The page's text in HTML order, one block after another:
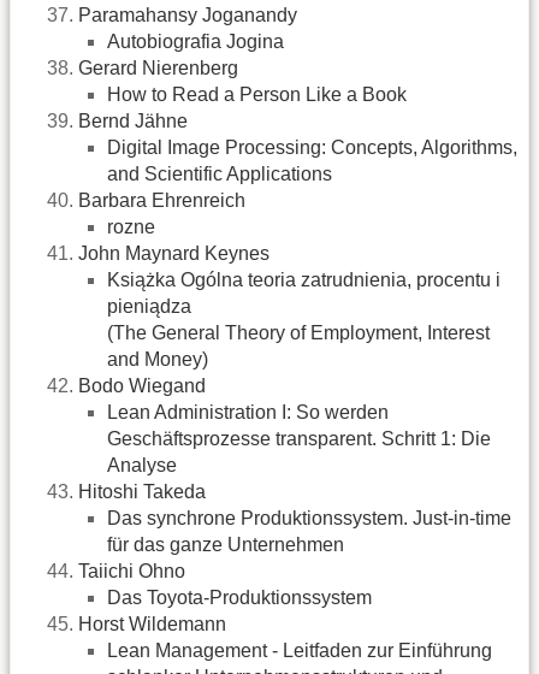
Paramahansy Joganandy
Autobiografia Jogina
Gerard Nierenberg
How to Read a Person Like a Book
Bernd Jähne
Digital Image Processing: Concepts, Algorithms,
and Scientific Applications
Barbara Ehrenreich
rozne
John Maynard Keynes
Książka Ogólna teoria zatrudnienia, procentu i
pieniądza
(The General Theory of Employment, Interest
and Money)
Bodo Wiegand
Lean Administration I: So werden
Geschäftsprozesse transparent. Schritt 1: Die
Analyse
Hitoshi Takeda
Das synchrone Produktionssystem. Just-in-time
für das ganze Unternehmen
Taiichi Ohno
Das Toyota-Produktionssystem
Horst Wildemann
Lean Management - Leitfaden zur Einführung